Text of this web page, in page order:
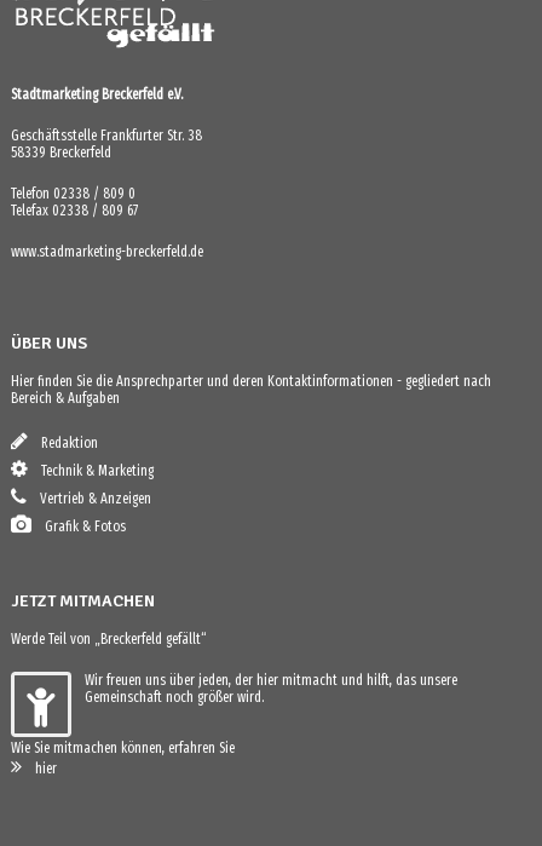
Stadtmarketing Breckerfeld e.V.
Geschäftsstelle Frankfurter Str. 38
58339 Breckerfeld
Telefon 02338 / 809 0
Telefax 02338 / 809 67
www.stadmarketing-breckerfeld.de
ÜBER UNS
Hier finden Sie die Ansprechparter und deren Kontaktinformationen - gegliedert nach
Bereich & Aufgaben
Redaktion
Technik & Marketing
Vertrieb & Anzeigen
Grafik & Fotos
JETZT MITMACHEN
Werde Teil von „Breckerfeld gefällt“
Wir freuen uns über jeden, der hier mitmacht und hilft, das unsere
Gemeinschaft noch größer wird.
Wie Sie mitmachen können, erfahren Sie
hier